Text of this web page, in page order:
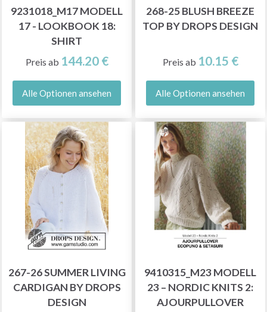
9231018_M17 MODELL
17 - LOOKBOOK 18:
SHIRT
Preis ab 144.20 €
Alle Optionen ansehen
268-25 BLUSH BREEZE
TOP BY DROPS DESIGN
Preis ab 10.15 €
Alle Optionen ansehen
267-26 SUMMER LIVING
CARDIGAN BY DROPS
DESIGN
9410315_M23 MODELL
23 – NORDIC KNITS 2:
AJOURPULLOVER